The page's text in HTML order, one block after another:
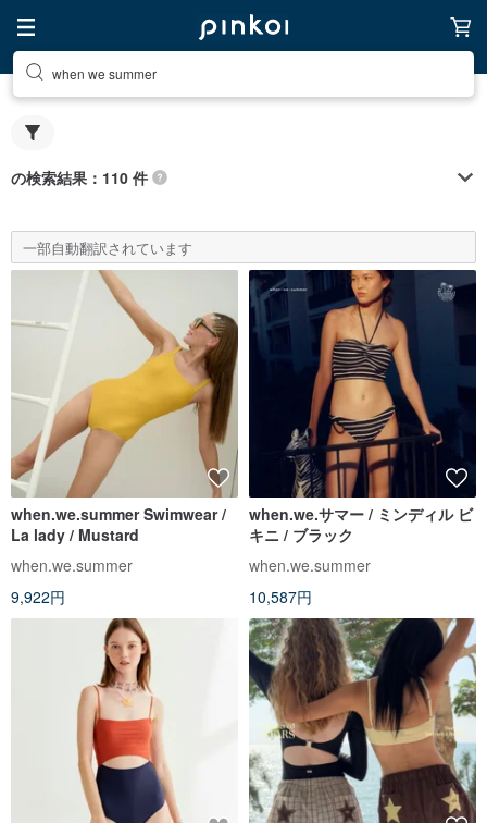
when we summer
の検索結果：110 件
一部自動翻訳されています
when.we.summer Swimwear /
La lady / Mustard
when.we.summer
9,922円
when.we.サマー / ミンディル ビ
キニ / ブラック
when.we.summer
10,587円